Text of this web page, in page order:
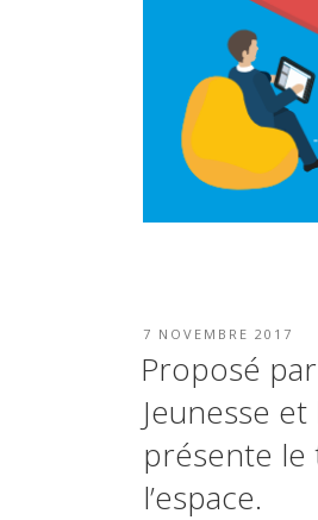
PUBLIÉ
7 NOVEMBRE 2017
Proposé
Jeunesse
présente le
l’espace.